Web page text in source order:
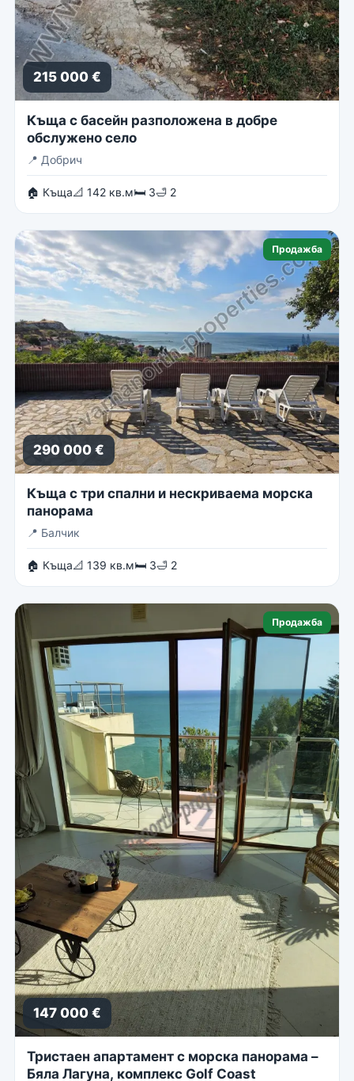
215 000 €
Къща с басейн разположена в добре
обслужено село
📍 Добрич
🏠 Къща📐 142 кв.м🛏 3🛁 2
Продажба
290 000 €
Къща с три спални и нескриваема морска
панорама
📍 Балчик
🏠 Къща📐 139 кв.м🛏 3🛁 2
Продажба
147 000 €
Тристаен апартамент с морска панорама –
Бяла Лагуна, комплекс Golf Coast